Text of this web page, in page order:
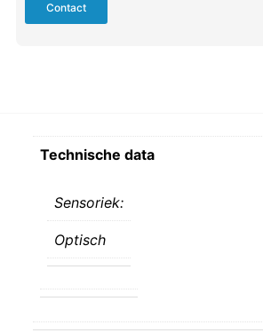
Contact
Technische data
Sensoriek:
Optisch